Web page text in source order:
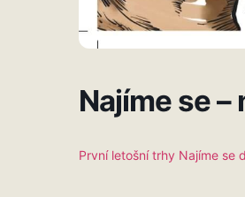
Najíme se
První letošní trhy Najíme se